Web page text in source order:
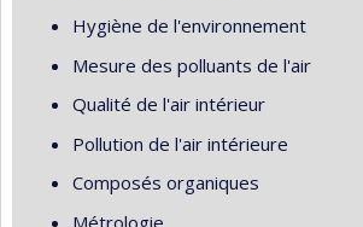
Hygiène de l'environnement
Mesure des polluants de l'air
Qualité de l'air intérieur
Pollution de l'air intérieure
Composés organiques
Métrologie